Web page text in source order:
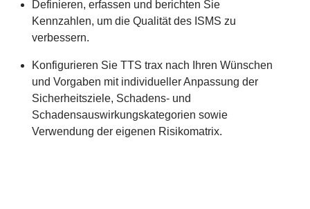
Definieren, erfassen und berichten Sie
Kennzahlen, um die Qualität des ISMS zu
verbessern.
Konfigurieren Sie TTS trax nach Ihren Wünschen
und Vorgaben mit individueller Anpassung der
Sicherheitsziele, Schadens- und
Schadensauswirkungskategorien sowie
Verwendung der eigenen Risikomatrix.